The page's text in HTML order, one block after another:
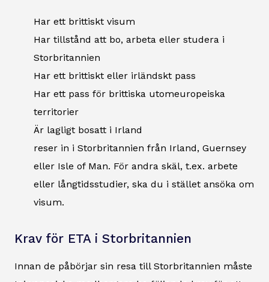
Har ett brittiskt visum
Har tillstånd att bo, arbeta eller studera i
Storbritannien
Har ett brittiskt eller irländskt pass
Har ett pass för brittiska utomeuropeiska
territorier
Är lagligt bosatt i Irland
reser in i Storbritannien från Irland, Guernsey
eller Isle of Man. För andra skäl, t.ex. arbete
eller långtidsstudier, ska du i stället ansöka om
visum.
Krav för ETA i Storbritannien
Innan de påbörjar sin resa till Storbritannien måste